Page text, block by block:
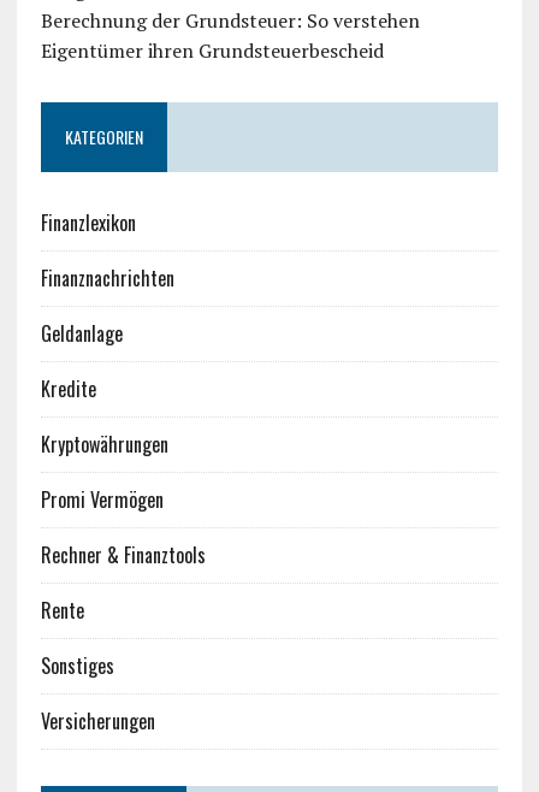
Berechnung der Grundsteuer: So verstehen
Eigentümer ihren Grundsteuerbescheid
KATEGORIEN
Finanzlexikon
Finanznachrichten
Geldanlage
Kredite
Kryptowährungen
Promi Vermögen
Rechner & Finanztools
Rente
Sonstiges
Versicherungen